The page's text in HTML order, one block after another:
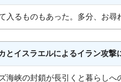
入るものもあった。多分、お尋
とイスラエルによるイラン攻撃
海峡の封鎖が長引くと暮らし